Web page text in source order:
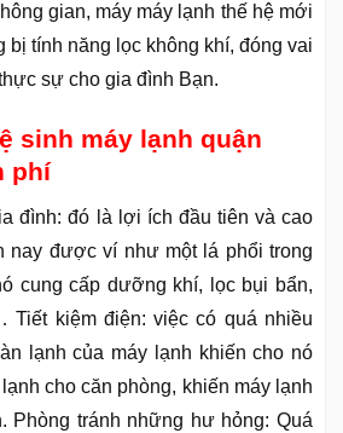
gian, máy máy lạnh thế hệ mới
bị tính năng lọc không khí, đóng vai
sự cho gia đình Bạn.
sinh máy lạnh quận
phí
đình: đó là lợi ích đầu tiên và cao
nay được ví như một lá phổi trong
cung cấp dưỡng khí, lọc bụi bẩn,
Tiết kiệm điện: việc có quá nhiều
lạnh của máy lạnh khiến cho nó
cho căn phòng, khiến máy lạnh
Phòng tránh những hư hỏng: Quá